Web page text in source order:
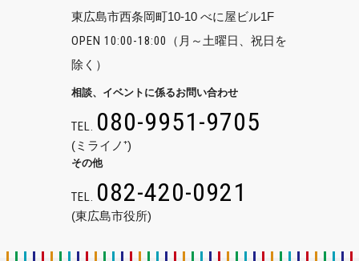
東広島市西条岡町10-10 べに屋ビル1F
OPEN 10:00-18:00
（月～土曜日、祝日を
除く）
相談、イベントに係るお問い合わせ
TEL. 080-9951-9705
(ミライノ⁺)
その他
TEL. 082-420-0921
(東広島市役所)